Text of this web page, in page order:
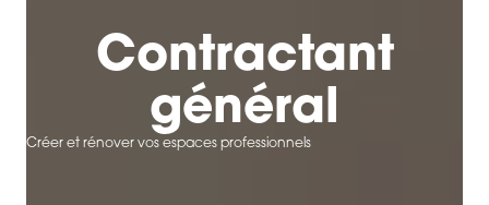
Contractant
général
Créer et rénover vos espaces professionnels